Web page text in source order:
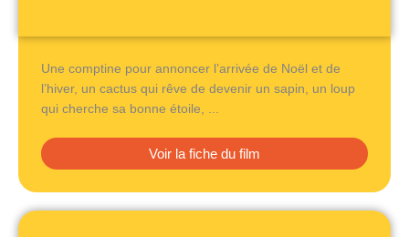
Une comptine pour annoncer l’arrivée de Noël et de
l’hiver, un cactus qui rêve de devenir un sapin, un loup
qui cherche sa bonne étoile, ...
Voir la fiche du film